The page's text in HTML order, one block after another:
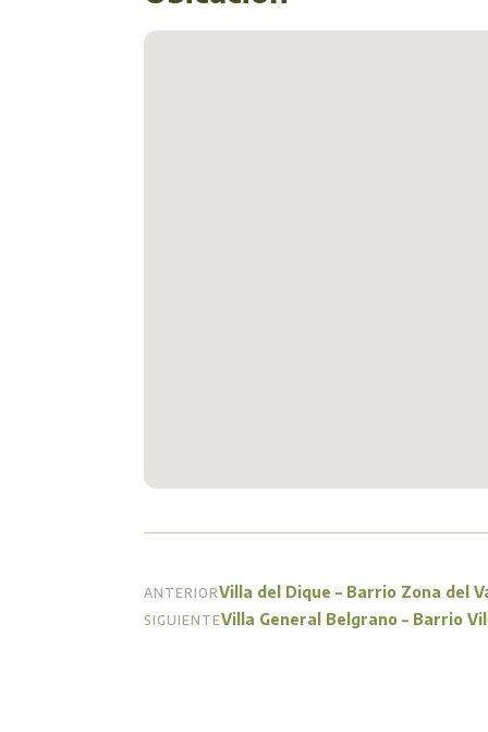
ANTERIORVilla del Dique – Barrio Zona del
SIGUIENTEVilla General Belgrano – Barrio